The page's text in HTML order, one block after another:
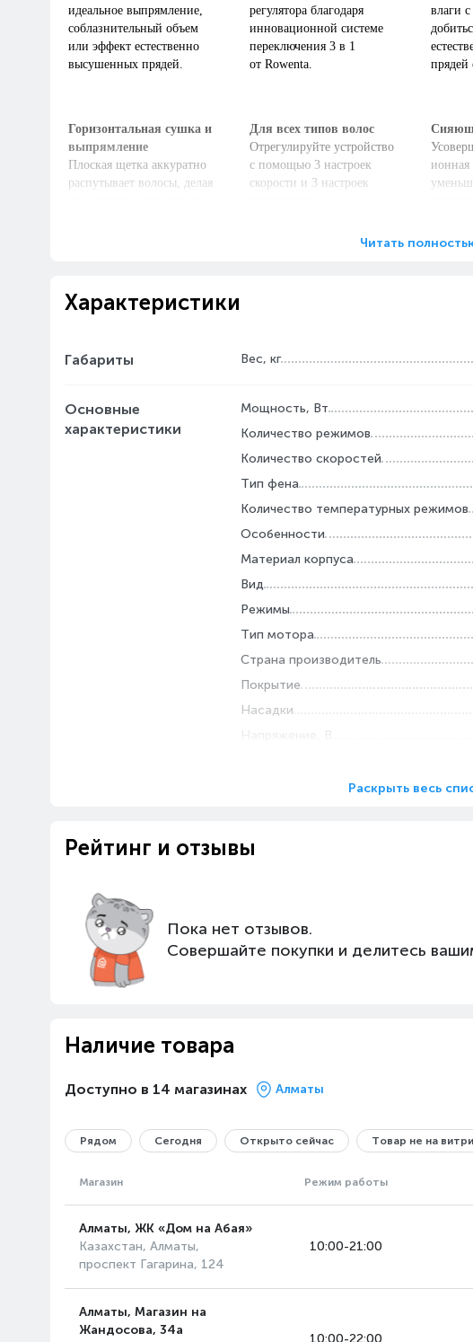
идеальное выпрямление,
соблазнительный объем
или эффект естественно
высушенных прядей.
регулятора благодаря
инновационной системе
переключения 3 в 1
от Rowenta.
влаги
прядей
Горизонтальная сушка и
выпрямление
Плоская щетка аккуратно
распутывает волосы, делая
Для всех типов волос
Отрегулируйте устройство
с помощью 3 настроек
скорости и 3 настроек
эффективной укладки
ионная
Читать
Характеристики
Габариты Вес, кг
Основные
характеристики
Мощность, Вт
Количество режимов
Количество скоростей
Тип фена
Количество температурных режимов
Особенности
Материал корпуса
Вид
Режимы
Тип мотора
Страна производитель
Покрытие
Насадки
Напряжение, В
Длина сетевого шнура, м
Комплектация
Автоматическое вращение насадки
Раскрыть весь
Рейтинг и отзывы
Пока нет отзывов.
Совершайте покупки и делитесь
Наличие товара
Доступно в 14 магазинах Алматы
Рядом Сегодня Открыто сейчас Товар не на
Магазин Режим работы
Алматы, ЖК «Дом на Абая»
Казахстан, Алматы,
проспект Гагарина, 124
10:00-21:00
Алматы, Магазин на
Жандосова, 34а
10:00-22:00